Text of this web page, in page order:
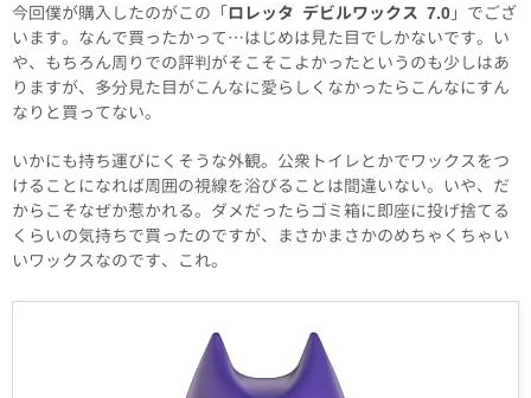
今回僕が購入したのがこの「ロレッタ デビルワックス 7.0 」でござ
います。なんで買ったかって…はじめは見た目でしかないです。い
や、もちろん周りでの評判がそこそこよかったというのも少しはあ
りますが、多分見た目がこんなに愛らしくなかったらこんなにすん
なりと買ってない。
いかにも持ち運びにくそうな外観。公衆トイレとかでワックスをつ
けることになれば周囲の視線を浴びることは間違いない。いや、だ
からこそなぜか惹かれる。ダメだったらゴミ箱に即座に投げ捨てる
くらいの気持ちで買ったのですが、まさかまさかのめちゃくちゃい
いワックスなのです、これ。